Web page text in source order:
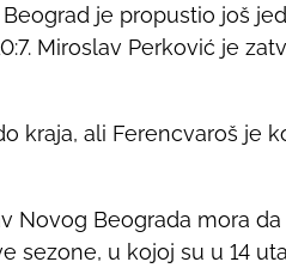
je propustio još
Miroslav Perković je
kraja, ali Ferencvaroš je
Novog Beograda mora
sezone, u kojoj su u 14